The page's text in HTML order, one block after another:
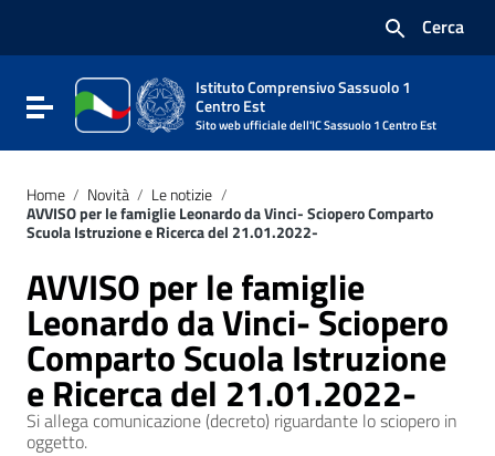
Vai al footer
Cerca
Attiva / disattiva la navigazione
Istituto Comprensivo Sassuolo 1
Centro Est
Sito web ufficiale dell'IC Sassuolo 1 Centro Est
Home / Novità / Le notizie /
AVVISO per le famiglie Leonardo da Vinci- Sciopero Comparto
Scuola Istruzione e Ricerca del 21.01.2022-
AVVISO per le famiglie
Leonardo da Vinci- Sciopero
Comparto Scuola Istruzione
e Ricerca del 21.01.2022-
Si allega comunicazione (decreto) riguardante lo sciopero in
oggetto.